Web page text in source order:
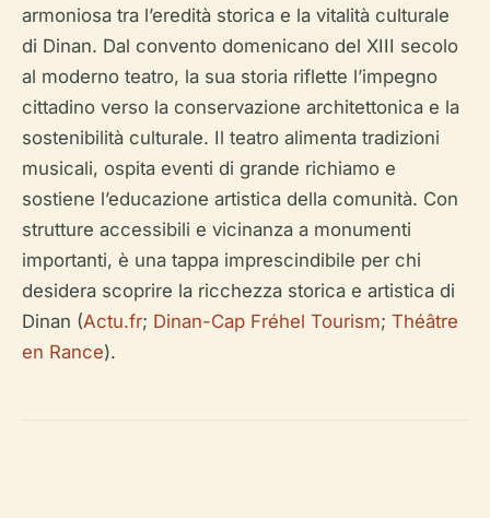
armoniosa tra l’eredità storica e la vitalità culturale
di Dinan. Dal convento domenicano del XIII secolo
al moderno teatro, la sua storia riflette l’impegno
cittadino verso la conservazione architettonica e la
sostenibilità culturale. Il teatro alimenta tradizioni
musicali, ospita eventi di grande richiamo e
sostiene l’educazione artistica della comunità. Con
strutture accessibili e vicinanza a monumenti
importanti, è una tappa imprescindibile per chi
desidera scoprire la ricchezza storica e artistica di
Dinan (Actu.fr; Dinan-Cap Fréhel Tourism; Théâtre
en Rance).